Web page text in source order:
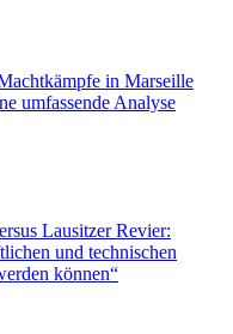
in Marseille
umfassende Analyse
Lausitzer Revier:
und technischen
können“